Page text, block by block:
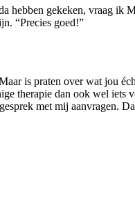
hebben gekeken, vraag
“Precies goed!”
is praten over wat jou
therapie dan ook wel iets
met mij aanvragen.